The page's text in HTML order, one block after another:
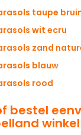
taupe
wit ecru
zand
blauw
rood
bestel
winkel